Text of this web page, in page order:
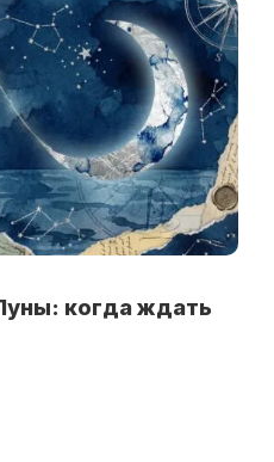
когда ждать